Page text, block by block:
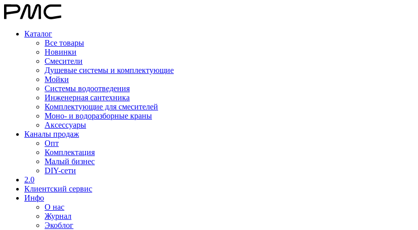
Каталог
Все товары
Новинки
Смесители
Душевые системы и комплектующие
Мойки
Системы водоотведения
Инженерная сантехника
Комплектующие для смесителей
Моно- и водоразборные краны
Аксессуары
Каналы продаж
Опт
Комплектация
Малый бизнес
DIY-сети
2.0
Клиентский сервис
Инфо
О нас
Журнал
Экоблог